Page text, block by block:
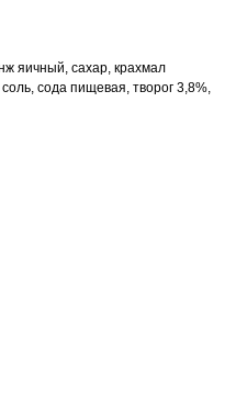
яичный, сахар, крахмал
сода пищевая, творог 3,8%,